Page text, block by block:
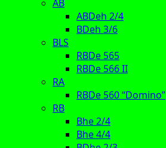
AB
ABDeh 2/4
BDeh 3/6
BLS
RBDe 565
RBDe 566 II
RA
RBDe 560 “Domino”
RB
Bhe 2/4
Bhe 4/4